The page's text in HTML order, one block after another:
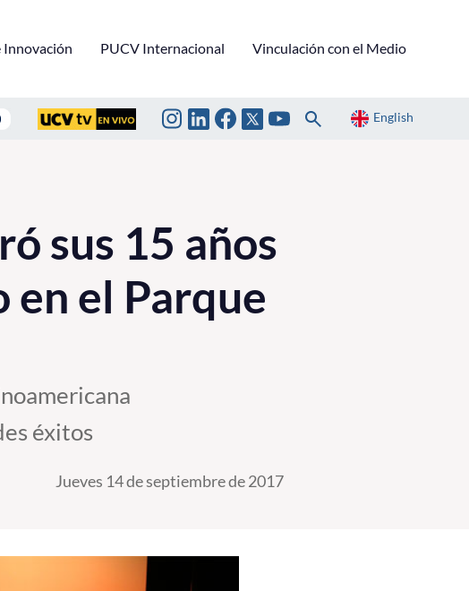
Innovación PUCV Internacional Vinculación con el Medio
English
sus 15 años
el Parque
éxitos
Jueves 14 de septiembre de 2017